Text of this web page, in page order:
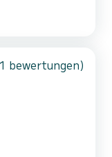
bewertungen)